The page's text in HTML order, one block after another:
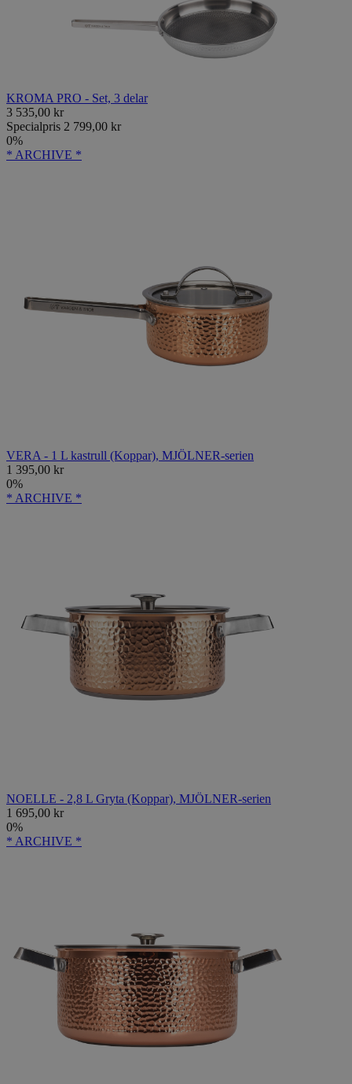
KROMA PRO - Set, 3 delar
3 535,00 kr
Specialpris 2 799,00 kr
0%
* ARCHIVE *
VERA - 1 L kastrull (Koppar), MJÖLNER-serien
1 395,00 kr
0%
* ARCHIVE *
NOELLE - 2,8 L Gryta (Koppar), MJÖLNER-serien
1 695,00 kr
0%
* ARCHIVE *